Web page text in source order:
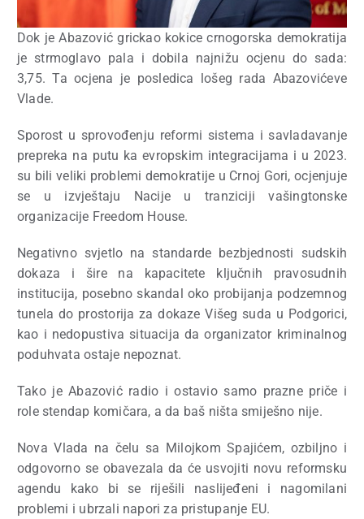
Dok je Abazović grickao kokice crnogorska demokratija
je strmoglavo pala i dobila najnižu ocjenu do sada:
3,75.Ta ocjena je posledica lošeg rada Abazovićeve
Vlade.
Sporost u sprovođenju reformi sistema i savladavanje
prepreka na putu ka evropskim integracijama i u 2023.
su bili veliki problemi demokratije u Crnoj Gori, ocjenjuje
se u izvještaju Nacije u tranziciji vašingtonske
organizacije Freedom House.
Negativno svjetlo na standarde bezbjednosti sudskih
dokaza i šire na kapacitete ključnih pravosudnih
institucija, posebno skandal oko probijanja podzemnog
tunela do prostorija za dokaze Višeg suda u Podgorici,
kao i nedopustiva situacija da organizator kriminalnog
poduhvata ostaje nepoznat.
Tako je Abazović radio i ostavio samo prazne priče i
role stendap komičara, a da baš ništa smiješno nije.
Nova Vlada na čelu sa Milojkom Spajićem, ozbiljno i
odgovorno se obavezala da će usvojiti novu reformsku
agendu kako bi se riješili naslijeđeni i nagomilani
problemi i ubrzali napori za pristupanje EU.